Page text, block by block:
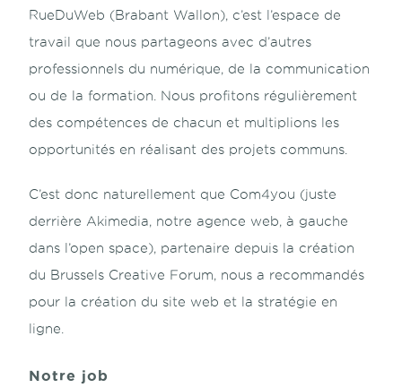
RueDuWeb (Brabant Wallon), c’est l’espace de
travail que nous partageons avec d’autres
professionnels du numérique, de la communication
ou de la formation. Nous profitons régulièrement
des compétences de chacun et multiplions les
opportunités en réalisant des projets communs.
C’est donc naturellement que Com4you (juste
derrière Akimedia, notre agence web, à gauche
dans l’open space), partenaire depuis la création
du Brussels Creative Forum, nous a recommandés
pour la création du site web et la stratégie en
ligne.
Notre job